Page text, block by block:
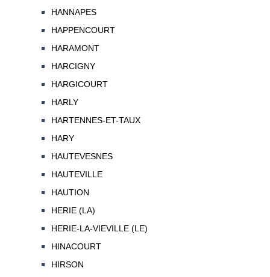
HANNAPES
HAPPENCOURT
HARAMONT
HARCIGNY
HARGICOURT
HARLY
HARTENNES-ET-TAUX
HARY
HAUTEVESNES
HAUTEVILLE
HAUTION
HERIE (LA)
HERIE-LA-VIEVILLE (LE)
HINACOURT
HIRSON